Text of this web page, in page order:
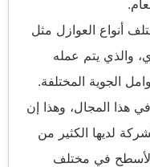
أنواع العوازل مثل
والذي يتم عمله
الجوية المختلفة.
هذا المجال، وهذا إن
لديها الكثير من
في مختلف